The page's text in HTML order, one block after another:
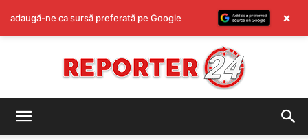
adaugă-ne ca sursă preferată pe Google ×